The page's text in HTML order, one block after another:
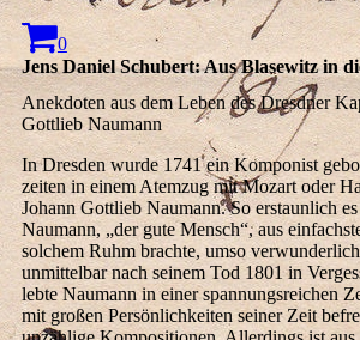
0
Jens Daniel Schubert: Aus Blasewitz in
Anekdoten aus dem Leben des Dresdner
Gottlieb Naumann
In Dresden wurde 1741 ein Komponist
zeiten in einem Atemzug mit Mozart oder
Johann Gottlieb Naumann. So erstaun­lich es
Naumann, „der gute Mensch“, aus
solchem Ruhm brachte, umso
unmittelbar nach seinem Tod 1801 in
lebte Naumann in einer span­nungs­reichen
mit großen Persön­lich­keiten seiner Zeit